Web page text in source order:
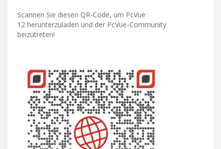
Scannen Sie diesen QR-Code, um PcVue
12 herunterzuladen und der PcVue-Community
beizutreten!